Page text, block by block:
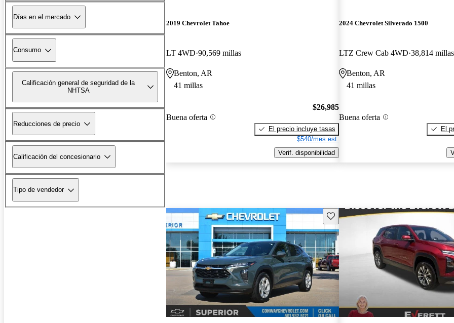
Días en el mercado
Consumo
Calificación general de seguridad de la
NHTSA
Reducciones de precio
Calificación del concesionario
Tipo de vendedor
2019 Chevrolet Tahoe
LT 4WD 90,569 millas
Benton, AR
41 millas
Buena oferta
$26,985
El precio incluye tasas
$540/mes est.
Verif. disponibilidad
2024 Chevrolet Silverado 1500
LTZ Crew Cab 4WD 38,814 millas
Benton, AR
41 millas
Buena oferta
El
Guarda este Aviso